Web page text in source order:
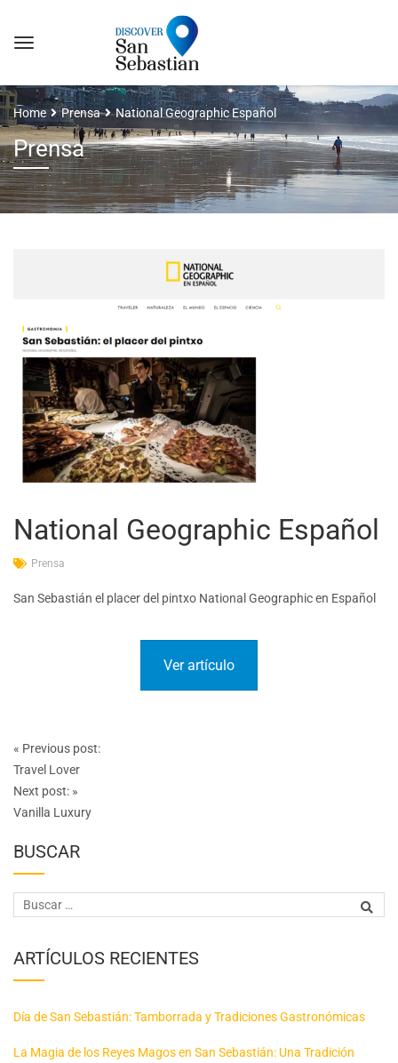
Home Prensa National Geographic Español
Prensa
National Geographic Español
Prensa
San Sebastián el placer del pintxo National Geographic en Español
Ver artículo
Post
navigation
« Previous post:
Travel Lover
Next post: »
Vanilla Luxury
BUSCAR
ARTÍCULOS RECIENTES
Día de San Sebastián: Tamborrada y Tradiciones Gastronómicas
La Magia de los Reyes Magos en San Sebastián: Una Tradición